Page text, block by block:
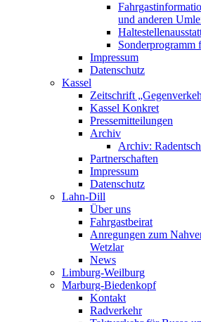
und anderen
Sonderprogramm
Impressum
Datenschutz
Kassel
Zeitschrift
Kassel Konkret
Pressemitteilungen
Archiv
Archiv:
Partnerschaften
Impressum
Datenschutz
Lahn-Dill
Über uns
Fahrgastbeirat
Anregungen zum
Wetzlar
News
Limburg-Weilburg
Marburg-Biedenkopf
Kontakt
Radverkehr